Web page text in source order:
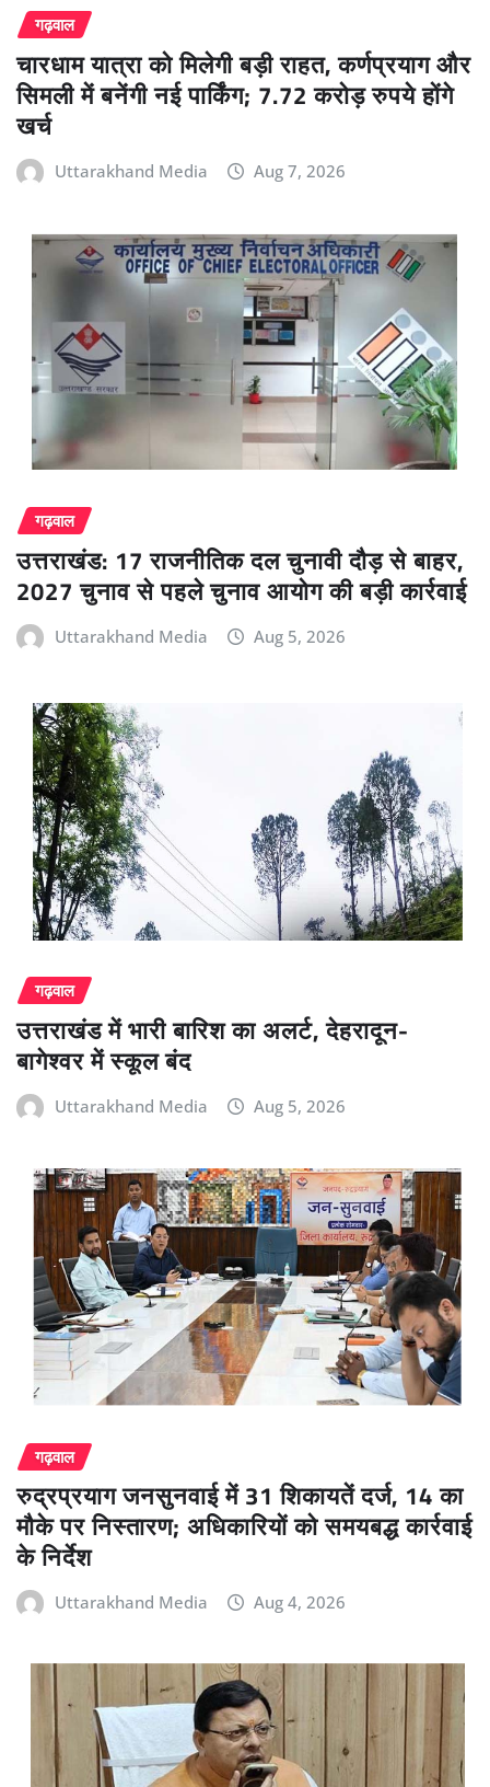
गढ़वाल
चारधाम यात्रा को मिलेगी बड़ी राहत, कर्णप्रयाग और
सिमली में बनेंगी नई पार्किंग; 7.72 करोड़ रुपये होंगे
खर्च
Uttarakhand Media Aug 7, 2026
गढ़वाल
उत्तराखंड: 17 राजनीतिक दल चुनावी दौड़ से बाहर,
2027 चुनाव से पहले चुनाव आयोग की बड़ी कार्रवाई
Uttarakhand Media Aug 5, 2026
गढ़वाल
उत्तराखंड में भारी बारिश का अलर्ट, देहरादून-
बागेश्वर में स्कूल बंद
Uttarakhand Media Aug 5, 2026
गढ़वाल
रुद्रप्रयाग जनसुनवाई में 31 शिकायतें दर्ज, 14 का
मौके पर निस्तारण; अधिकारियों को समयबद्ध कार्रवाई
के निर्देश
Uttarakhand Media Aug 4, 2026